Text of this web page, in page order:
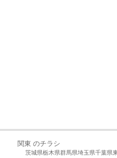
関東 のチラシ
茨城県栃木県群馬県埼玉県千葉県